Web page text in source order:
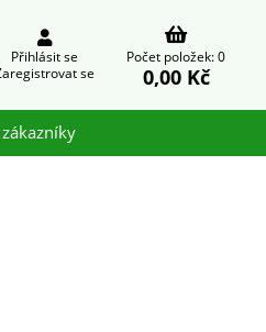
Přihlásit se
se
Počet položek: 0
0,00 Kč